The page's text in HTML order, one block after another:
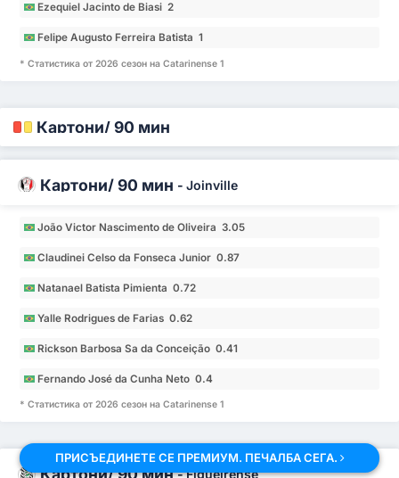
Ezequiel Jacinto de Biasi 2
Felipe Augusto Ferreira Batista 1
* Статистика от 2026 сезон на Catarinense 1
Картони/ 90 мин
Картони/ 90 мин - Joinville
João Victor Nascimento de Oliveira 3.05
Claudinei Celso da Fonseca Junior 0.87
Natanael Batista Pimienta 0.72
Yalle Rodrigues de Farias 0.62
Rickson Barbosa Sa da Conceição 0.41
Fernando José da Cunha Neto 0.4
* Статистика от 2026 сезон на Catarinense 1
Картони/ 90 мин-Figueirense
ПРИСЪЕДИНЕТЕ СЕ ПРЕМИУМ. ПЕЧАЛБА СЕГА.